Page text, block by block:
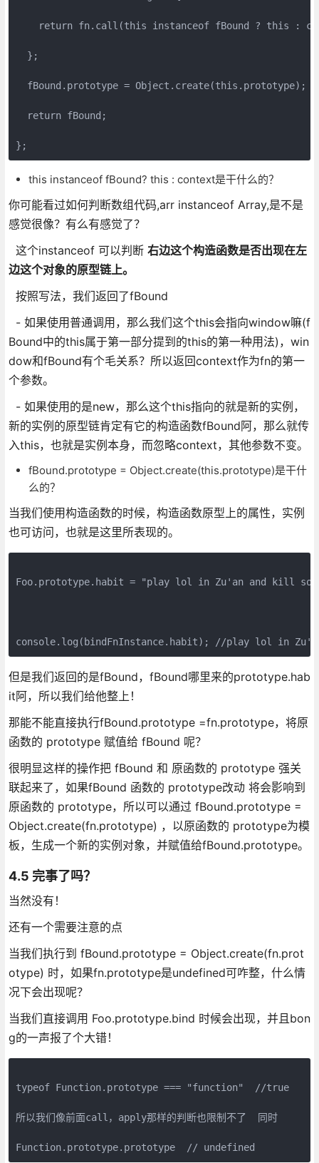
return fn.call(this instanceof fBound ? this :
};
fBound.prototype = Object.create(this.prototype);
return fBound;
this instanceof fBound? this : context是干什么的？
你可能看过如何判断数组代码,arr instanceof Array,是不是
感觉很像？有么有感觉了？
这个instanceof 可以判断 右边这个构造函数是否出现在左
边这个对象的原型链上。
按照写法，我们返回了fBound
- 如果使用普通调用，那么我们这个this会指向window嘛(f
Bound中的this属于第一部分提到的this的第一种用法)，win
dow和fBound有个毛关系？所以返回context作为fn的第一
个参数。
- 如果使用的是new，那么这个this指向的就是新的实例，
新的实例的原型链肯定有它的构造函数fBound阿，那么就传
入this，也就是实例本身，而忽略context，其他参数不变。
fBound.prototype = Object.create(this.prototype)是干什
么的？
当我们使用构造函数的时候，构造函数原型上的属性，实例
也可访问，也就是这里所表现的。
Foo.prototype.habit = "play lol in Zu'an and kill
但是我们返回的是fBound，fBound哪里来的prototype.hab
it阿，所以我们给他整上！
那能不能直接执行fBound.prototype =fn.prototype，将原
函数的 prototype 赋值给 fBound 呢？
很明显这样的操作把 fBound 和 原函数的 prototype 强关
联起来了，如果fBound 函数的 prototype改动 将会影响到
原函数的 prototype，所以可以通过 fBound.prototype =
Object.create(fn.prototype) ，以原函数的 prototype为模
板，生成一个新的实例对象，并赋值给fBound.prototype。
4.5 完事了吗？
当然没有！
还有一个需要注意的点
当我们执行到 fBound.prototype = Object.create(fn.prot
otype) 时，如果fn.prototype是undefined可咋整，什么情
况下会出现呢？
当我们直接调用 Foo.prototype.bind 时候会出现，并且bon
g的一声报了个大错！
typeof Function.prototype === "function"  //true
所以我们像前面call，apply那样的判断也限制不了  同时